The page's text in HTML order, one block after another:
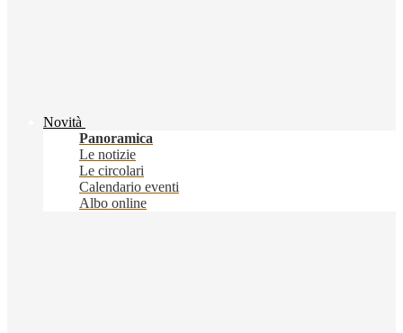
Novità
Panoramica
Le notizie
Le circolari
Calendario eventi
Albo online